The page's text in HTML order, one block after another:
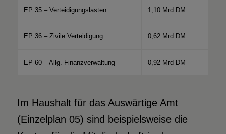
EP 35 – Verteidigungslasten 1,10 Mrd DM
EP 36 – Zivile Verteidigung 0,62 Mrd DM
EP 60 – Allg. Finanzverwaltung 0,92 Mrd DM
Im Haushalt für das Auswärtige Amt
(Einzelplan 05) sind beispielsweise die